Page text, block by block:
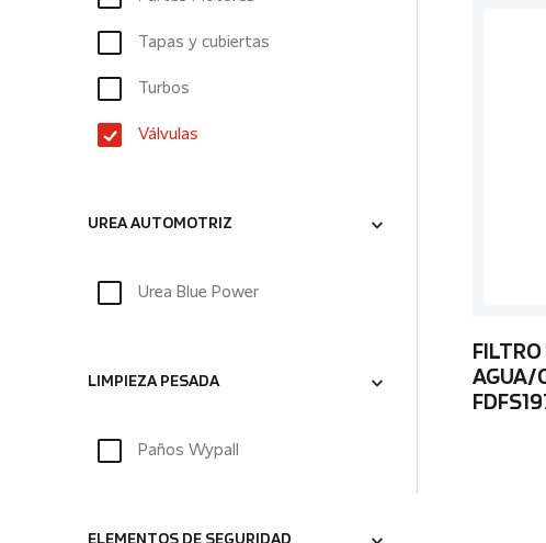
Tapas y cubiertas
Turbos
Válvulas
UREA AUTOMOTRIZ
Urea Blue Power
LIMPIEZA PESADA
Paños Wypall
AGUA/